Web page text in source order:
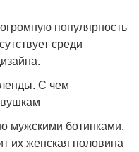
популярность
среди
мужскими ботинками.
их женская половина